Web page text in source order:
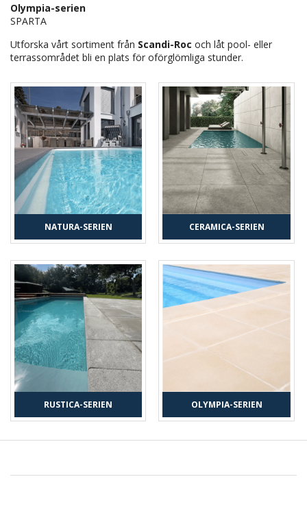
Olympia-serien
SPARTA
Utforska vårt sortiment från Scandi-Roc och låt pool- eller
terrassområdet bli en plats för oförglömliga stunder.
NATURA-SERIEN CERAMICA-SERIEN
RUSTICA-SERIEN OLYMPIA-SERIEN